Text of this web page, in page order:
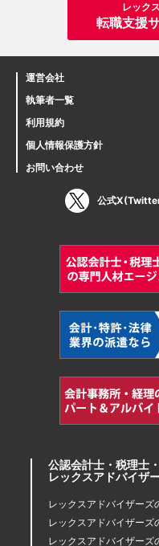
レック
転職支援
運営会社
執筆者一覧
利用規約
個人情報保護方針
お問い合わせ
公式
公認会計士・税理士
レックスアドバイザ
レックスアドバイザーズ
レックスアドバイザーズ
レックスアドバイザーズ